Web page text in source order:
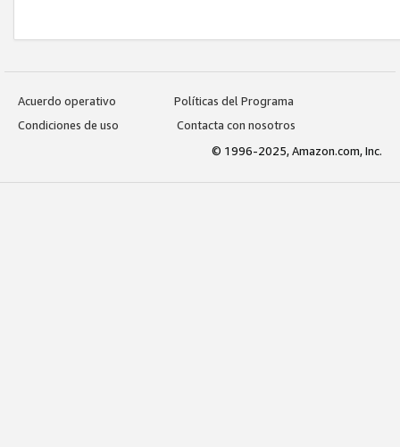
Acuerdo operativo
Políticas del Programa
Condiciones de uso
Contacta con nosotros
© 1996-2025, Amazon.com, Inc.